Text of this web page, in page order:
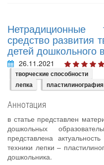
средство развития
детей дошкольного
26.11.2021
творческие способности
лепка
пластилинография
Аннотация
в статье представлен
дошкольных
представлена
техники лепки –
дошкольника.